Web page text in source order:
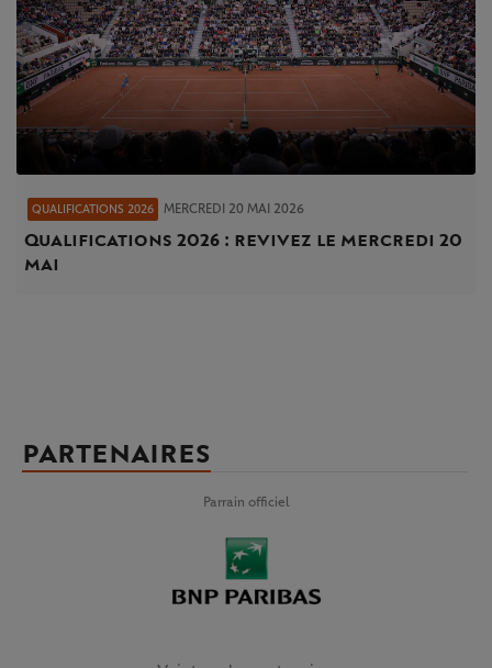
QUALIFICATIONS 2026 MERCREDI 20 MAI 2026
Qualifications 2026 : revivez le mercredi 20
mai
PARTENAIRES
Parrain officiel